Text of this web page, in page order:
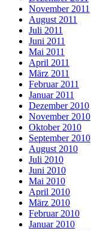
November 2011
August 2011
Juli 2011
Juni 2011
Mai 2011
April 2011
März 2011
Februar 2011
Januar 2011
Dezember 2010
November 2010
Oktober 2010
September 2010
August 2010
Juli 2010
Juni 2010
Mai 2010
April 2010
März 2010
Februar 2010
Januar 2010